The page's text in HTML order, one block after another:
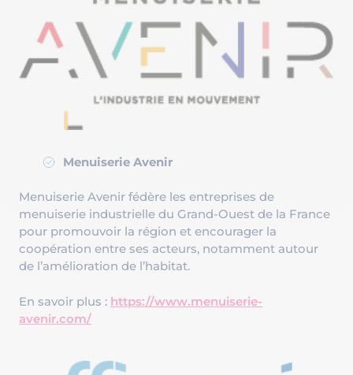
Menuiserie Avenir
Menuiserie Avenir fédère les entreprises de
menuiserie industrielle du Grand-Ouest de la France
pour promouvoir la région et encourager la
coopération entre ses acteurs, notamment autour
de l’amélioration de l’habitat.
En savoir plus : https://www.menuiserie-
avenir.com/